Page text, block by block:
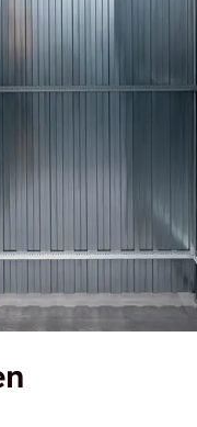
Wiesbaden"